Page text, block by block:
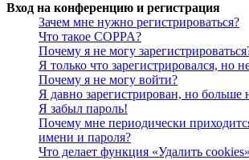
Вход на конференцию и регистрация
Зачем мне нужно регистрироваться?
Что такое COPPA?
Почему я не могу
Я только что зарегистрировался, но
Почему я не могу войти?
Я давно зарегистрирован, но больше
Я забыл пароль!
Почему мне периодически
имени и пароля?
Что делает функция «Удалить